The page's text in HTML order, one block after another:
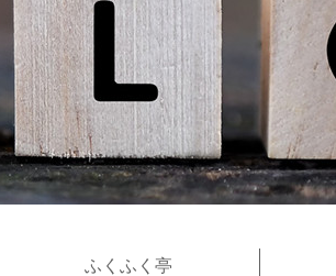
ふくふく亭